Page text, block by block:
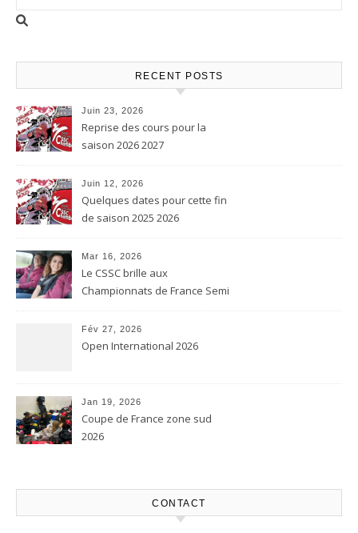
RECENT POSTS
Juin 23, 2026
Reprise des cours pour la
saison 2026 2027
Juin 12, 2026
Quelques dates pour cette fin
de saison 2025 2026
Mar 16, 2026
Le CSSC brille aux
Championnats de France Semi
Fév 27, 2026
Open International 2026
Jan 19, 2026
Coupe de France zone sud
2026
CONTACT